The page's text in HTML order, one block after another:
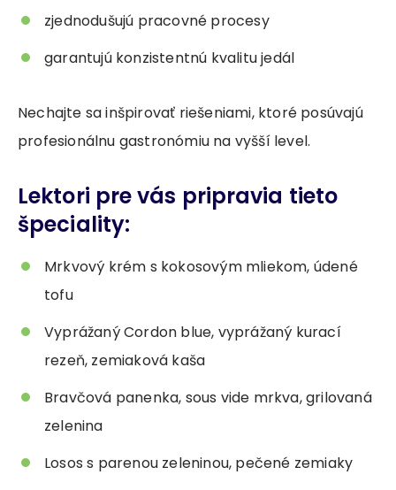
zjednodušujú pracovné procesy
garantujú konzistentnú kvalitu jedál
Nechajte sa inšpirovať riešeniami, ktoré posúvajú
profesionálnu gastronómiu na vyšší level.
Lektori pre vás pripravia tieto
špeciality:
Mrkvový krém s kokosovým mliekom, údené
tofu
Vyprážaný Cordon blue, vyprážaný kurací
rezeň, zemiaková kaša
Bravčová panenka, sous vide mrkva, grilovaná
zelenina
Losos s parenou zeleninou, pečené zemiaky